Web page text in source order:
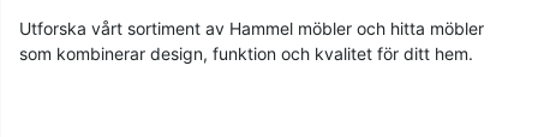
Utforska vårt sortiment av Hammel möbler och hitta möbler
som kombinerar design, funktion och kvalitet för ditt hem.